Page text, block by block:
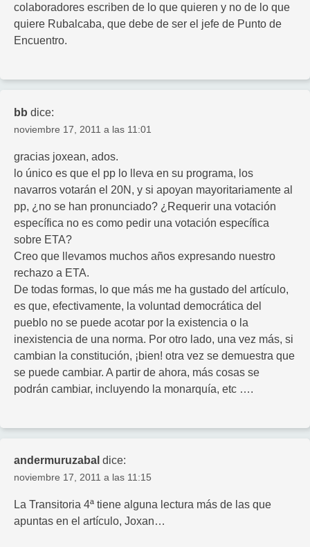
colaboradores escriben de lo que quieren y no de lo que
quiere Rubalcaba, que debe de ser el jefe de Punto de
Encuentro.
bb dice:
noviembre 17, 2011 a las 11:01
gracias joxean, ados.
lo único es que el pp lo lleva en su programa, los
navarros votarán el 20N, y si apoyan mayoritariamente al
pp, ¿no se han pronunciado? ¿Requerir una votación
específica no es como pedir una votación específica
sobre ETA?
Creo que llevamos muchos años expresando nuestro
rechazo a ETA.
De todas formas, lo que más me ha gustado del artículo,
es que, efectivamente, la voluntad democrática del
pueblo no se puede acotar por la existencia o la
inexistencia de una norma. Por otro lado, una vez más, si
cambian la constitución, ¡bien! otra vez se demuestra que
se puede cambiar. A partir de ahora, más cosas se
podrán cambiar, incluyendo la monarquía, etc ….
andermuruzabal dice:
noviembre 17, 2011 a las 11:15
La Transitoria 4ª tiene alguna lectura más de las que
apuntas en el artículo, Joxan…